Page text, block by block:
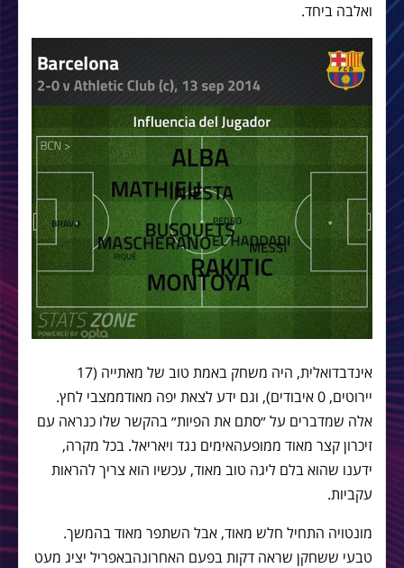
ואלבה ביחד.
אינדבדואלית, היה משחק באמת טוב של מאתייה (17
יירוטים, 0 איבודים), וגם ידעלצאת יפה מאודממצבי לחץ.
אלה שמדברים על״סתם את הפיות״בהקשר שלו כנראה עם
זיכרוןקצר מאוד ממופעהאימים נגד ויאריאל. בכל מקרה,
ידענו שהואבלם ליגה טוב מאוד, עכשיו הוא צריךלהראות
עקביות.
מונטויה התחיל חלש מאוד, אבל השתפר מאודבהמשך.
טבעי ששחקן שראה דקותבפעם האחרונהבאפריל יציג מעט